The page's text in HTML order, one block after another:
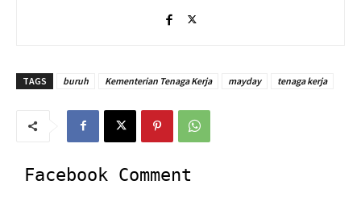
TAGS buruh Kementerian Tenaga Kerja mayday tenaga kerja
Facebook Comment